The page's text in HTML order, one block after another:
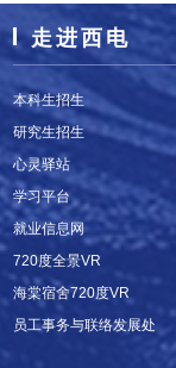
走进西电
本科生招生
研究生招生
心灵驿站
学习平台
就业信息网
720度全景VR
海棠宿舍720度VR
员工事务与联络发展处